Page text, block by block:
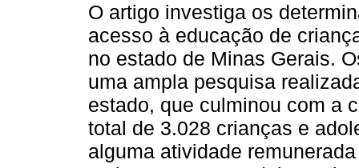
O artigo investiga os
acesso à educação de
no estado de Minas Gerais.
uma ampla pesquisa
estado, que culminou com a
total de 3.028 crianças e
alguma atividade